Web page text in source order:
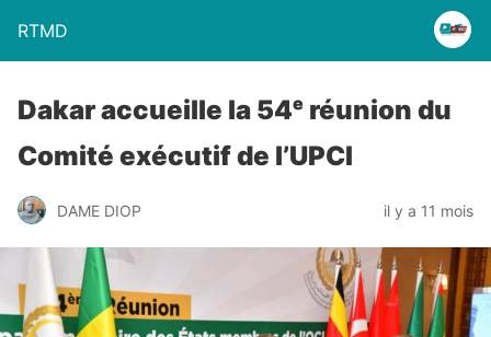
RTMD
Dakar accueille la 54ᵉ réunion du
Comité exécutif de l’UPCI
DAME DIOP il y a 11 mois